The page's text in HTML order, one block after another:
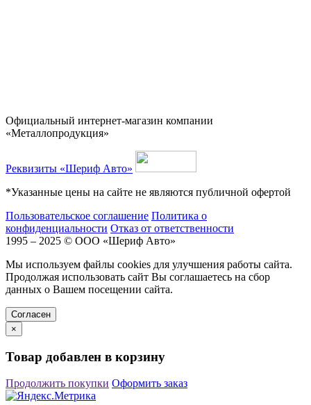
Официальный интернет-магазин компании
«Металлопродукция»
Реквизиты «Шериф Авто»
*Указанные цены на сайте не являются публичной офертой
Пользовательское соглашение Политика о
конфиденциальности Отказ от ответственности
1995 – 2025 © ООО «Шериф Авто»
Мы используем файлы cookies для улучшения работы сайта.
Продолжая использовать сайт Вы соглашаетесь на сбор
данных о Вашем посещении сайта.
Cогласен
×
Товар добавлен в корзину
Продолжить покупки Оформить заказ